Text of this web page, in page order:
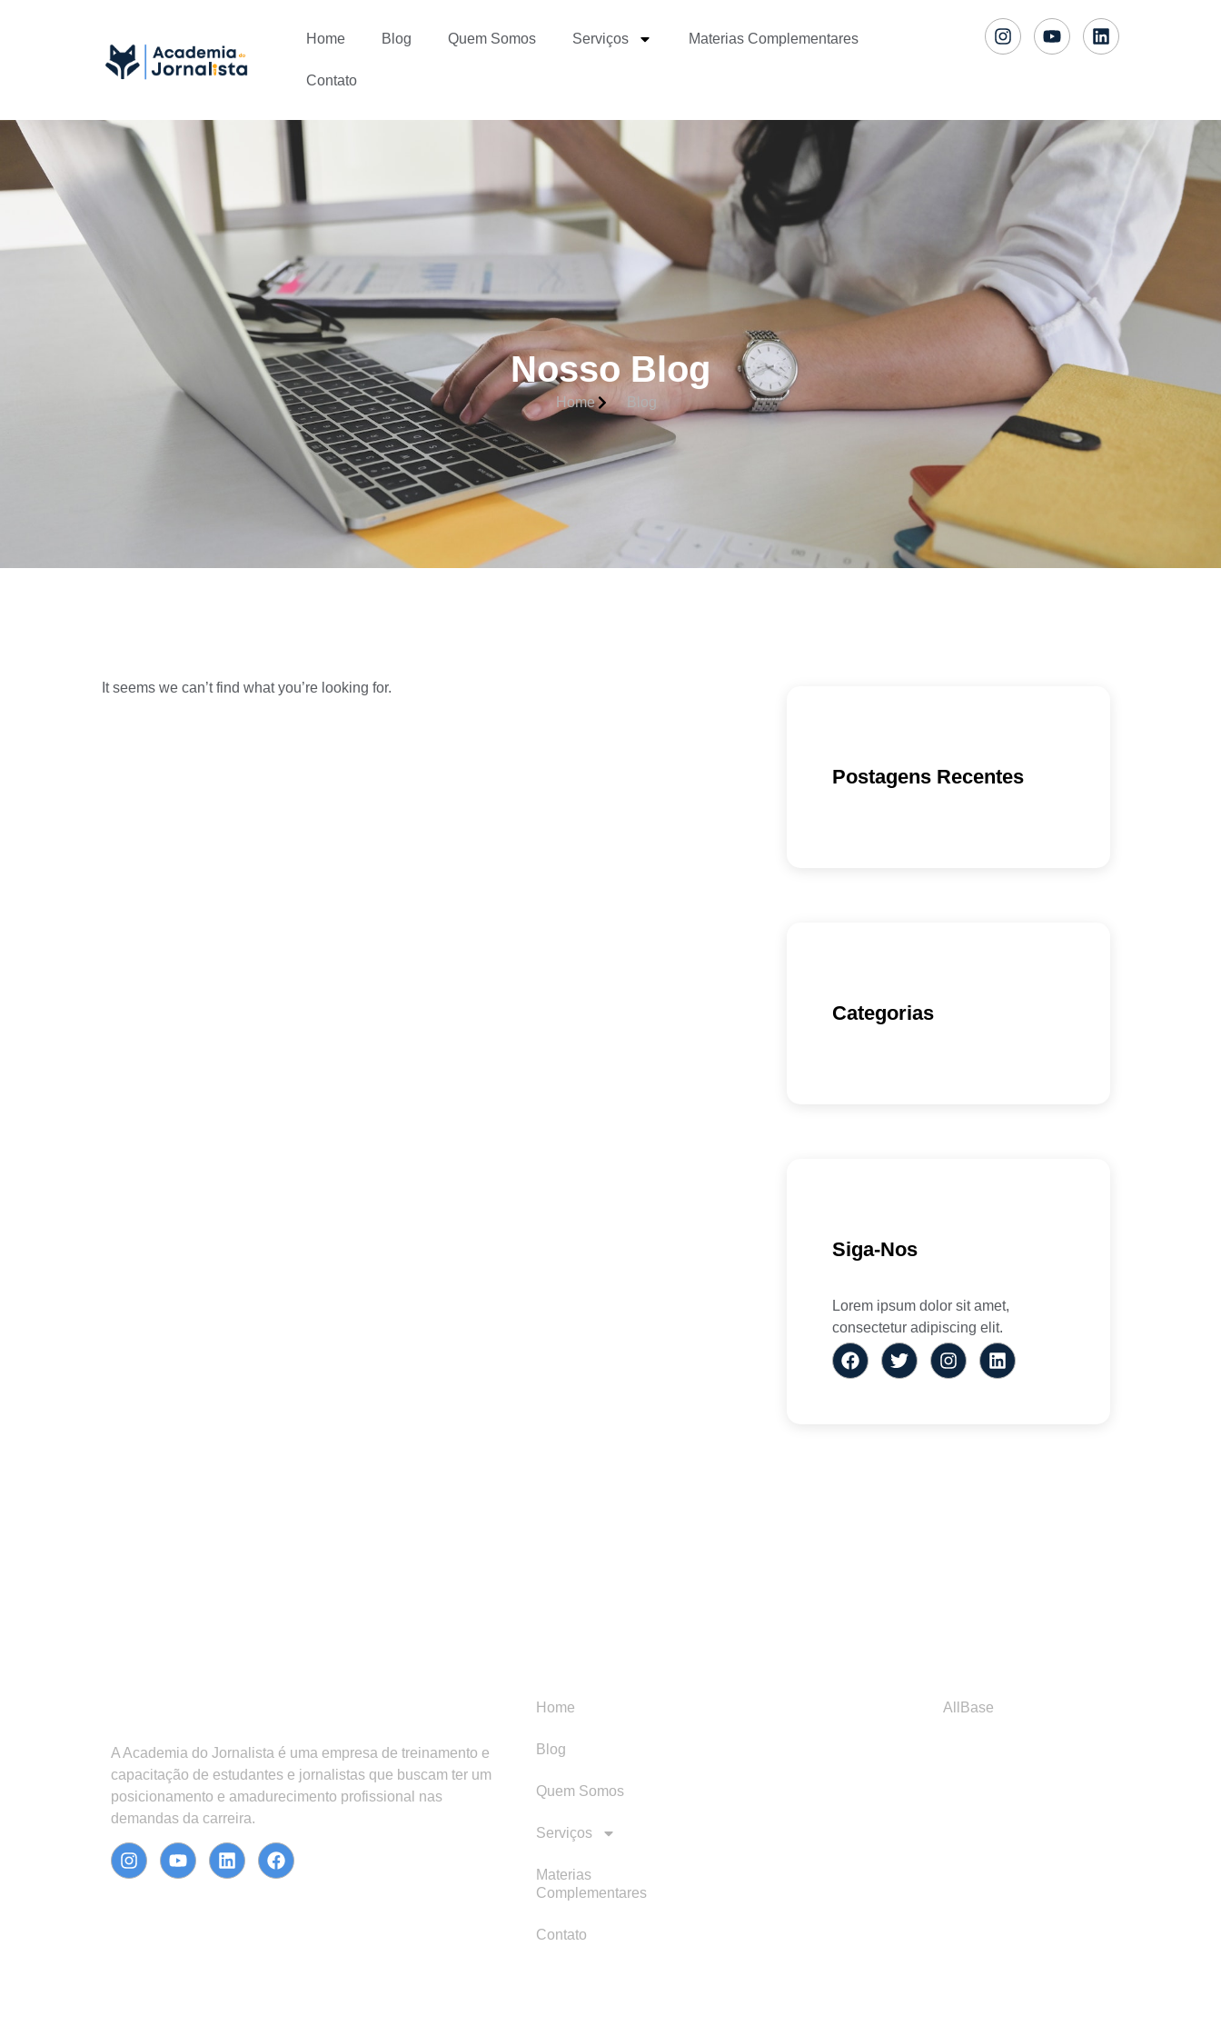
Home Blog Quem Somos Serviços Materias Complementares
Contato
Nosso Blog
Home Blog
It seems we can’t find what you’re looking for.
Postagens Recentes
Categorias
Siga-Nos
Lorem ipsum dolor sit amet,
consectetur adipiscing elit.
A Academia do Jornalista é uma empresa de treinamento e
capacitação de estudantes e jornalistas que buscam ter um
posicionamento e amadurecimento profissional nas
demandas da carreira.
Home
Blog
Quem Somos
Serviços
Materias
Complementares
Contato
AllBase